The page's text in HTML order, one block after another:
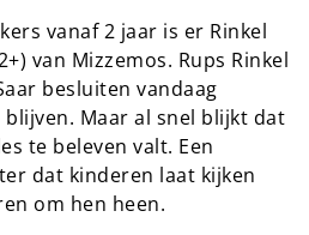
vanaf 2 jaar is er Rinkel
van Mizzemos. Rups Rinkel
besluiten vandaag
Maar al snel blijkt dat
te beleven valt. Een
dat kinderen laat kijken
om hen heen.